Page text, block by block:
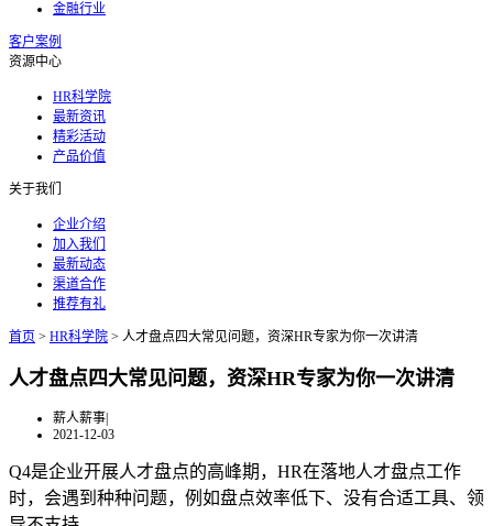
金融行业
客户案例
资源中心
HR科学院
最新资讯
精彩活动
产品价值
关于我们
企业介绍
加入我们
最新动态
渠道合作
推荐有礼
首页 > HR科学院 > 人才盘点四大常见问题，资深HR专家为你一次讲清
人才盘点四大常见问题，资深HR专家为你一次讲清
薪人薪事|
2021-12-03
Q4是企业开展人才盘点的高峰期，HR在落地人才盘点工作
时，会遇到种种问题，例如盘点效率低下、没有合适工具、领